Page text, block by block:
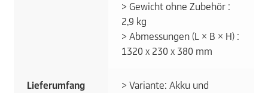
> Gewicht ohne Zubehör :
2,9 kg
> Abmessungen (L × B × H) :
1320 x 230 x 380 mm
Lieferumfang
> Variante: Akku und